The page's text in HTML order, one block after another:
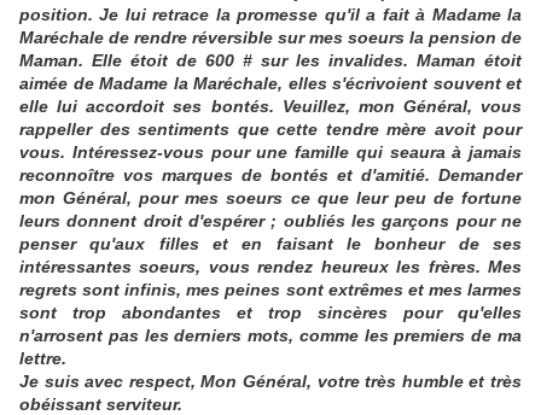
position. Je lui retrace la promesse qu'il a fait à Madame la
Maréchale de rendre réversible sur mes soeurs la pension de
Maman. Elle étoit de 600 # sur les invalides. Maman étoit
aimée de Madame la Maréchale, elles s'écrivoient souvent et
elle lui accordoit ses bontés. Veuillez, mon Général, vous
rappeller des sentiments que cette tendre mère avoit pour
vous. Intéressez-vous pour une famille qui seaura à jamais
reconnoître vos marques de bontés et d'amitié. Demander
mon Général, pour mes soeurs ce que leur peu de fortune
leurs donnent droit d'espérer ; oubliés les garçons pour ne
penser qu'aux filles et en faisant le bonheur de ses
intéressantes soeurs, vous rendez heureux les frères. Mes
regrets sont infinis, mes peines sont extrêmes et mes larmes
sont trop abondantes et trop sincères pour qu'elles
n'arrosent pas les derniers mots, comme les premiers de ma
lettre.
Je suis avec respect, Mon Général, votre très humble et très
obéissant serviteur.